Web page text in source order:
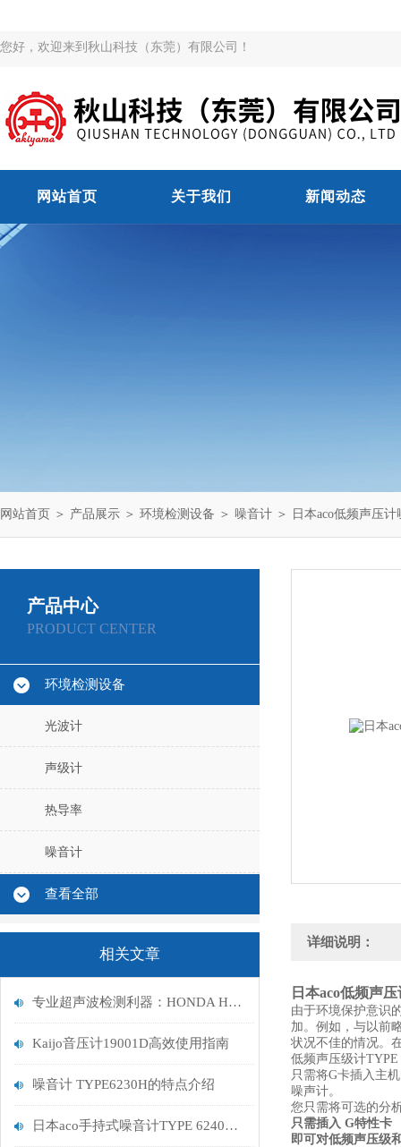
您好，欢迎来到秋山科技（东莞）有限公司！
网站首页 关于我们 新闻动态
网站首页 ＞ 产品展示 ＞ 环境检测设备 ＞ 噪音计 ＞ 日本aco低频声压
产品中心
PRODUCT CENTER
环境检测设备
光波计
声级计
热导率
噪音计
查看全部
相关文章
专业超声波检测利器：HONDA HUS-3音压仪，为工业清洗与质量控制保驾护航
Kaijo音压计19001D高效使用指南
噪音计 TYPE6230H的特点介绍
日本aco手持式噪音计TYPE 6240产品介绍
详细说明：
日本aco低频声
由于环境保护意识
加。 例如，与以前
状况不佳的情况。
低频声压级计
只需将G卡插入主
噪声计。
您只需将可选的分
只需插入 G特性卡
即可对低频声压级